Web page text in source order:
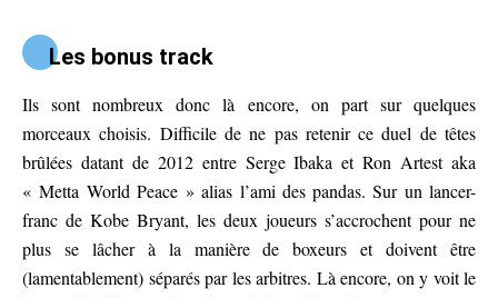
Les bonus track
Ils sont nombreux donc là encore, on part sur quelques
morceaux choisis. Difficile de ne pas retenir ce duel de têtes
brûlées datant de 2012 entre Serge Ibaka et Ron Artest aka
« Metta World Peace » alias l’ami des pandas. Sur un lancer-
franc de Kobe Bryant, les deux joueurs s’accrochent pour ne
plus se lâcher à la manière de boxeurs et doivent être
(lamentablement) séparés par les arbitres. Là encore, on y voit le